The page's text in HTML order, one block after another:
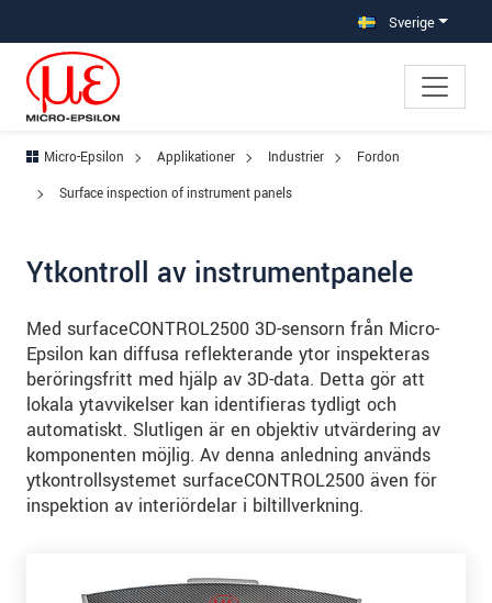
Sverige
Micro-Epsilon Applikationer Industrier
Fordon
Surface inspection of instrument panels
Ytkontroll av instrumentpanele
Med surfaceCONTROL2500 3D-sensorn från Micro-
Epsilon kan diffusa reflekterande ytor inspekteras
beröringsfritt med hjälp av 3D-data. Detta gör att
lokala ytavvikelser kan identifieras tydligt och
automatiskt. Slutligen är en objektiv utvärdering av
komponenten möjlig. Av denna anledning används
ytkontrollsystemet surfaceCONTROL2500 även för
inspektion av interiördelar i biltillverkning.